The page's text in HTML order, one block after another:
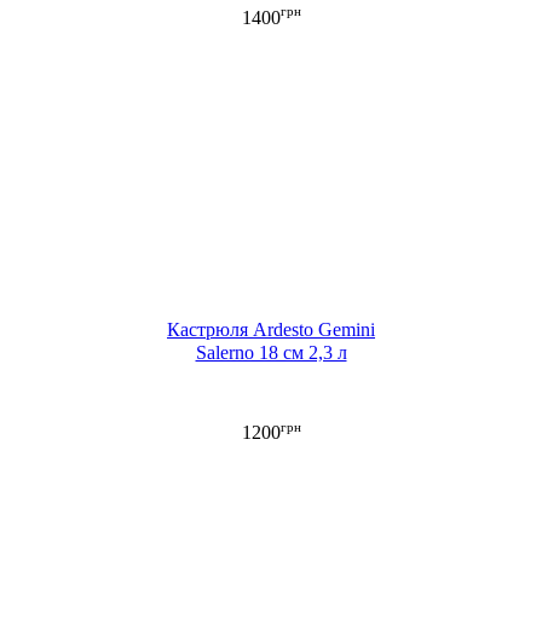
1400грн
Кастрюля Ardesto Gemini
Salerno 18 см 2,3 л
1200грн